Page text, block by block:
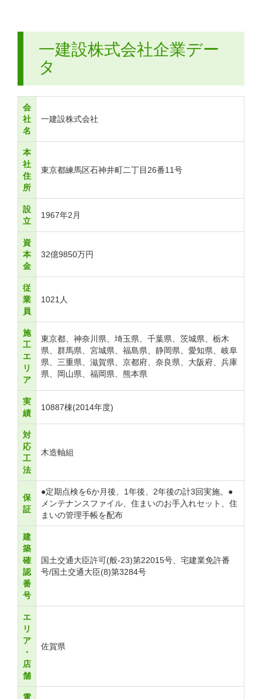
一建設株式会社企業デー
タ
会
社
名
一建設株式会社
本
社
住
所
東京都練馬区石神井町二丁目26番11号
設
立
1967年2月
資
本
金
32億9850万円
従
業
員
1021人
施
工
エ
リ
ア
東京都、神奈川県、埼玉県、千葉県、茨城県、栃木
県、群馬県、宮城県、福島県、静岡県、愛知県、岐阜
県、三重県、滋賀県、京都府、奈良県、大阪府、兵庫
県、岡山県、福岡県、熊本県
実
績
10887棟(2014年度)
対
応
工
法
木造軸組
保
証
●定期点検を6か月後、1年後、2年後の計3回実施。●
メンテナンスファイル、住まいのお手入れセット、住
まいの管理手帳を配布
建
築
確
認
番
号
国土交通大臣許可(般-23)第22015号、宅建業免許番
号/国土交通大臣(8)第3284号
エ
リ
ア
・
店
舗
佐賀県